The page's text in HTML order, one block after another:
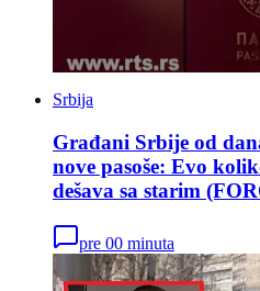
Srbija
Građani Srbije od
nove pasoše: Evo
dešava sa starim
pre 00 minuta